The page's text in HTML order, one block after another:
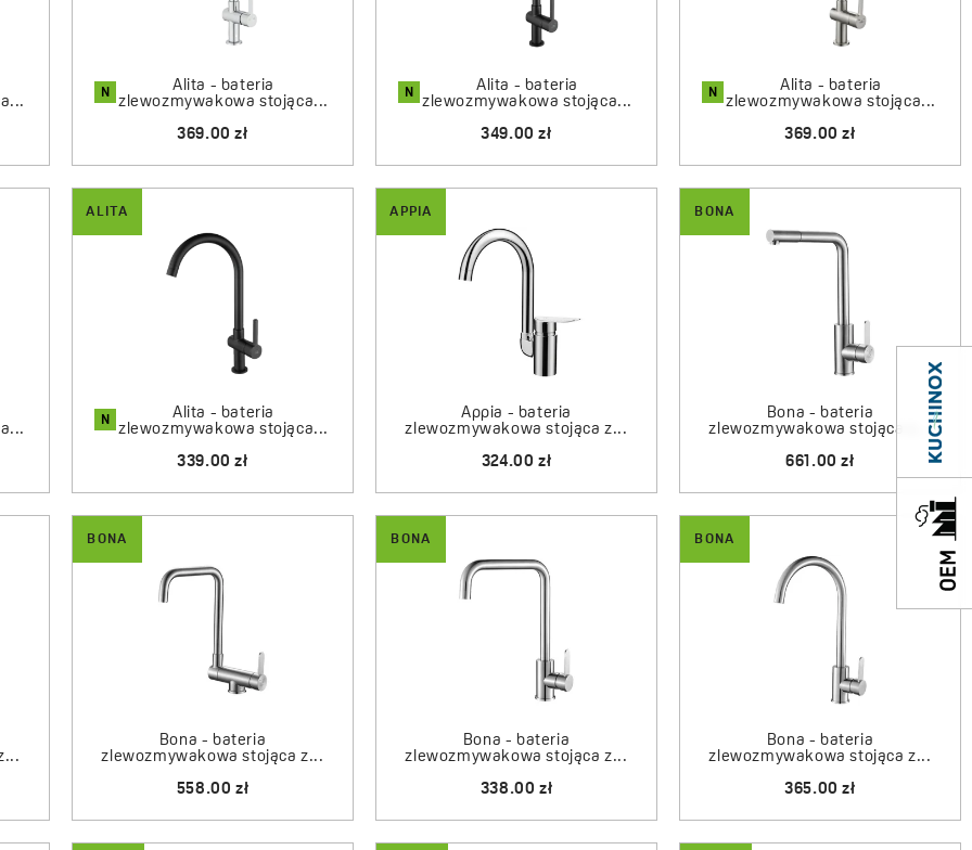
wynosi aż 8 lat. Świadczy to nie tylko o jakości armatury, ale też o długiej żywotności
komponentów każdego produktu.
Komfort użytkowania i warianty montażu baterii w kuchni
Wybierając odpowiedni model, warto kierować się ergonomią strefy zmywania.
Wyjątkową wygodę zapewnia bateria kuchenna z wyciąganą wylewką, która ułatwia
mycie naczyń o dużych gabarytach oraz precyzyjne płukanie komór zlewu. Laveo oferuje
różnorodne konstrukcje – od modeli z elastycznymi wylewkami po warianty
z wyciąganym natryskiem, które zwiększają zasięg strumienia wody poza obrys
W ofercie marki dostępny jest niemal każdy wariant montażu. Obok najpopularniejszych
modeli stojących, asortyment obejmuje także baterie kuchenne ścienne, idealne do
, które zapewniają smaczną i zdrową wodę pitną bezpośrednio z kranu
Trwałość stali i mosiądzu, design i innowacyjne technologie
Wysoka jakość armatury Laveo to wynik zastosowania sprawdzonych surowców, takich
jak mosiądz MO59 oraz odporna na uszkodzenia mechaniczne stal nierdzewna 304.
Standardem są wytrzymałe głowice ceramiczne o zróżnicowanych średnicach, które
N
Alita - bateria
zlewozmywakowa stojąca...
369.00 zł
N
Alita - bateria
zlewozmywakowa stojąca...
349.00 zł
N
Alita - bateria
zlewozmywakowa stojąca...
369.00 zł
ALITA
N
Alita - bateria
zlewozmywakowa stojąca...
339.00 zł
APPIA
Appia - bateria
zlewozmywakowa stojąca z...
324.00 zł
BONA
Bona - bateria
zlewozmywakowa stojąca z...
661.00 zł
BONA
Bona - bateria
zlewozmywakowa stojąca z...
558.00 zł
BONA
Bona - bateria
zlewozmywakowa stojąca z...
338.00 zł
BONA
Bona - bateria
zlewozmywakowa stojąca z...
365.00 zł